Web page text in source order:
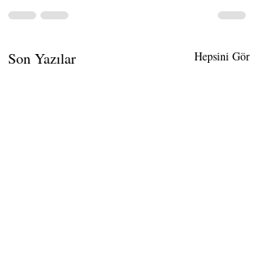
Son Yazılar Hepsini Gör